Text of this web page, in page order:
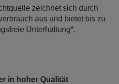
zeichnet sich durch
aus und bietet bis zu
Unterhaltung*.
in hoher Qualität